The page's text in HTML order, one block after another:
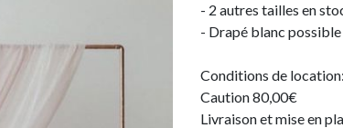
- 2 autres tailles en
- Drapé blanc
Conditions de location:
Caution 80,00€
Livraison et mise en